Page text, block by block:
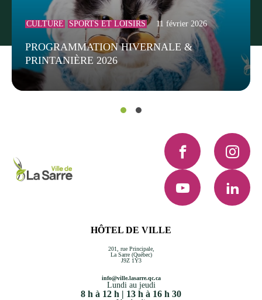
CULTURE SPORTS ET LOISIRS 11 février 2026
PROGRAMMATION HIVERNALE &
PRINTANIÈRE 2026
HÔTEL DE VILLE
201, rue Principale,
La Sarre (Québec)
J9Z 1Y3
info@ville.lasarre.qc.ca
Lundi au jeudi
8 h à 12 h | 13 h à 16 h 30
Facebook
YouTube